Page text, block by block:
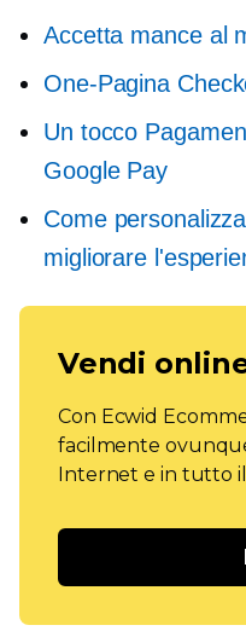
Accetta mance al
One-Pagina
Un tocco
Google Pay
Come
migliorare
Vendi
Con Ecwid
facilmente
Internet e in tutto